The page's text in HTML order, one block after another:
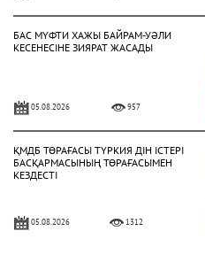
БАС МҮФТИ ХАЖЫ БАЙРАМ-УӘЛИ
КЕСЕНЕСІНЕ ЗИЯРАТ ЖАСАДЫ
05.08.2026 957
ҚМДБ ТӨРАҒАСЫ ТҮРКИЯ ДІН ІСТЕРІ
БАСҚАРМАСЫНЫҢ ТӨРАҒАСЫМЕН
КЕЗДЕСТІ
05.08.2026 1312